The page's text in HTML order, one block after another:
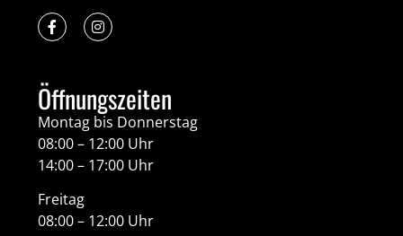
Öffnungszeiten
Montag bis Donnerstag
08:00 – 12:00 Uhr
14:00 – 17:00 Uhr
Freitag
08:00 – 12:00 Uhr